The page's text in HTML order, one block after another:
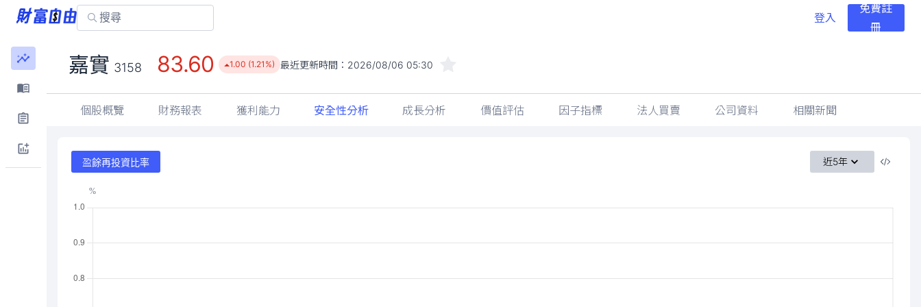
登入
免費註
冊
嘉實 3158 83.60 1.00 (1.21%) 最近更新時間： 2026/08/06 05:30
個股概覽 財務報表 獲利能力 安全性分析 成長分析 價值評估 因子指標 法人買賣 公司資料 相關新聞
盈餘再投資比率 近5年